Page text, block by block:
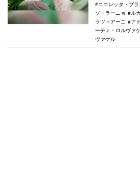
ニコレッタ・ブラ
ゾ・ラーニョ
ル
ラツィアーニ
ア
ーチェ・ロルヴァ
ヴァケル